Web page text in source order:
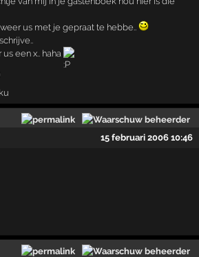
us met je gepraat te hebbe..
een x.. haha
15 februari 2006 10:46